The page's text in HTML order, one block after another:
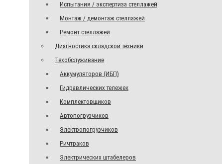
Испытания / экспертиза стеллажей
Монтаж / демонтаж стеллажей
Ремонт стеллажей
Диагностика складской техники
Техобслуживание
Аккумуляторов (ИБП)
Гидравлических тележек
Комплектовщиков
Автопогрузчиков
Электропогрузчиков
Ричтраков
Электрических штабелеров